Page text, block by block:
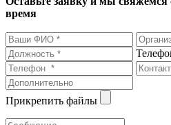
время
Прикрепить файлы